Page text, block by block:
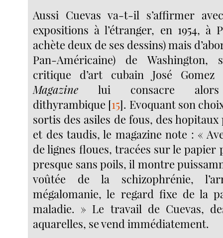
Aussi Cuevas va-t-il s’affirmer
expositions à l’étranger, en 1954, à
achète deux de ses dessins) mais
Pan-Américaine) de Washington,
critique d’art cubain José
Magazine lui consacre
dithyrambique [15]. Evoquant son
sortis des asiles de fous, des
et des taudis, le magazine note : «
de lignes floues, tracées sur le papier
presque sans poils, il montre
voûtée de la schizophrénie,
mégalomanie, le regard fixe de la
maladie. » Le travail de Cuevas,
aquarelles, se vend immédiatement.